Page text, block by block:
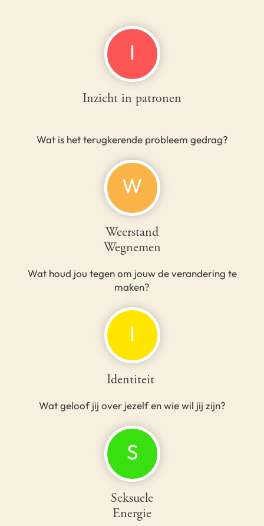
I
Inzicht in patronen
Wat is het terugkerende probleem gedrag?
W
Weerstand
Wegnemen
Wat houd jou tegen om jouw de verandering te
maken?
I
Identiteit
Wat geloof jij over jezelf en wie wil jij zijn?
S
Seksuele
Energie